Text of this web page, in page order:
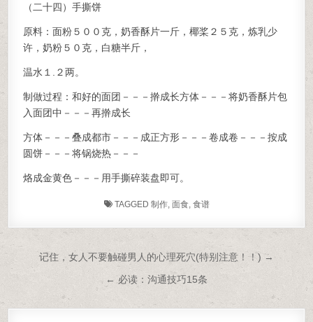
（二十四）手撕饼
原料：面粉５００克，奶香酥片一斤，椰桨２５克，炼乳少
许，奶粉５０克，白糖半斤，
温水１.２两。
制做过程：和好的面团－－－擀成长方体－－－将奶香酥片包
入面团中－－－再擀成长
方体－－－叠成都市－－－成正方形－－－卷成卷－－－按成
圆饼－－－将锅烧热－－－
烙成金黄色－－－用手撕碎装盘即可。
TAGGED 制作, 面食, 食谱
文章导航
记住，女人不要触碰男人的心理死穴(特别注意！！) →
← 必读：沟通技巧15条